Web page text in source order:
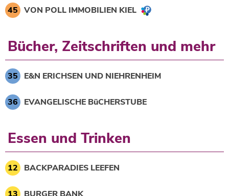
45 VON POLL IMMOBILIEN KIEL
Bücher, Zeitschriften und mehr
35 E&N ERICHSEN UND NIEHRENHEIM
36 EVANGELISCHE BüCHERSTUBE
Essen und Trinken
12 BACKPARADIES LEEFEN